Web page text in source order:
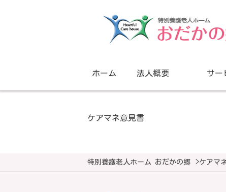
ホーム 法人概要 サー
ケアマネ意見書
特別養護老人ホーム おだかの郷 >ケアマ